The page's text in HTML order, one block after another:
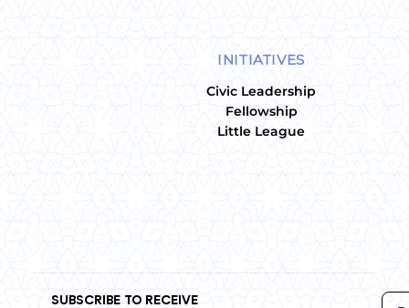
INITIATIVES
Civic Leadership
Fellowship
Little League
SUBSCRIBE TO RECEIVE